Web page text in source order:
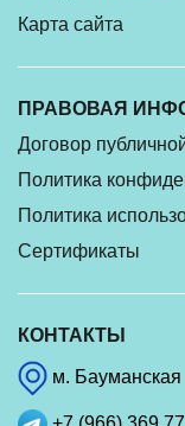
Карта сайта
ПРАВОВАЯ
Договор
Политика
Политика
Сертификаты
КОНТАКТЫ
м. Бауманская